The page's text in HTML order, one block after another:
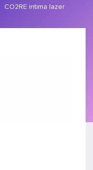
CO2RE intima lazer